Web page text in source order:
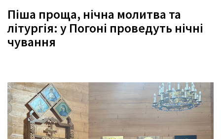
Піша проща, нічна молитва та
літургія: у Погоні проведуть нічні
чування